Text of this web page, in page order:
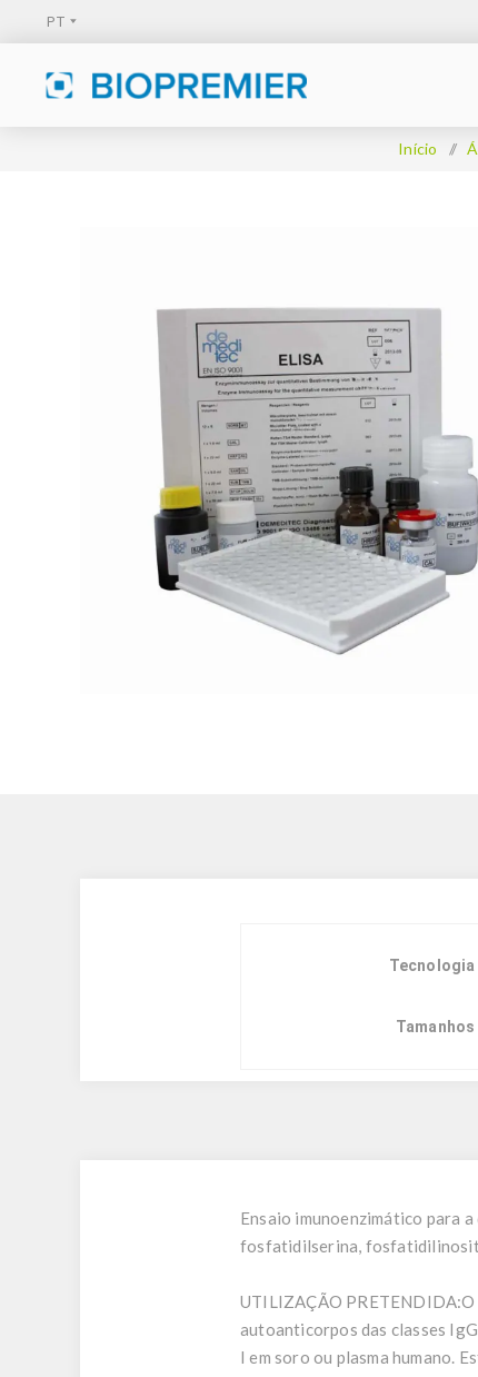
Início /
Tecnologia
Tamanhos
Ensaio imunoenzimático para
fosfatidilserina,
UTILIZAÇÃO PRETENDIDA:O
autoanticorpos das classes
I em soro ou plasma humano.